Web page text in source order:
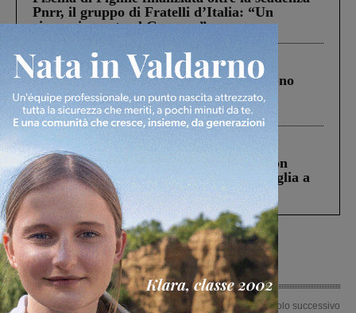
Pnrr, il gruppo di Fratelli d’Italia: “Un
ringraziamento al Governo”
Cronaca 4 Agosto 2026
Un anno fa la strage in A1 in cui morirono
Gianni, Giulia e Franco. Lo schianto, il
processo, lo stop ai sorpassi fra tir....
Cronaca 3 Agosto 2026
Scomparso da una struttura di Castiglion
Fiorentino l’uomo che aveva ucciso la figlia a
Levane nel 2020
Articolo precedente
Articolo successivo